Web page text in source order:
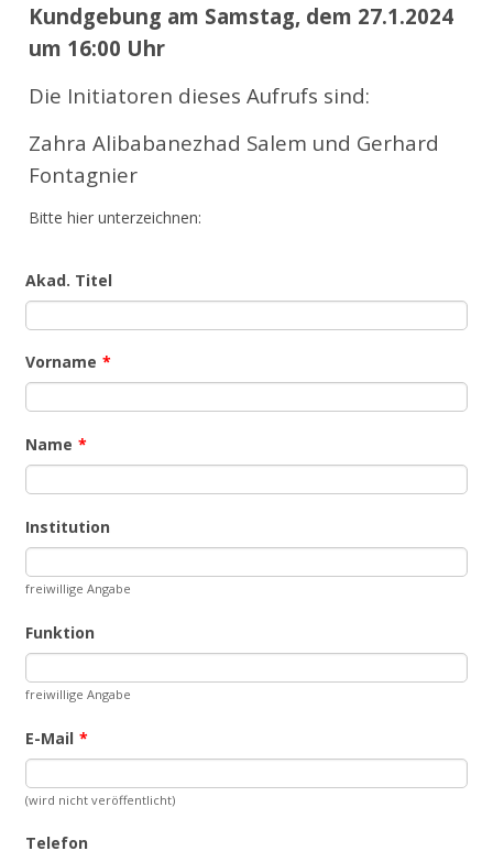
Kundgebung am Samstag, dem 27.1.2024
um 16:00 Uhr
Die Initiatoren dieses Aufrufs sind:
Zahra Alibabanezhad Salem und Gerhard
Fontagnier
Bitte hier unterzeichnen:
Akad. Titel
Vorname *
Name *
Institution
freiwillige Angabe
Funktion
freiwillige Angabe
E-Mail *
(wird nicht veröffentlicht)
Telefon